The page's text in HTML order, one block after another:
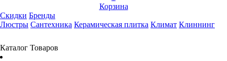
Корзина
Скидки Бренды
Люстры Сантехника Керамическая плитка Климат Клиннинг
Каталог Товаров